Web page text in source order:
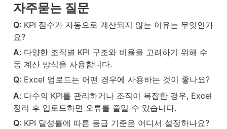
자주묻는 질문
Q: KPI 점수가 자동으로 계산되지 않는 이유는 무엇인가
요?
A: 다양한 조직별 KPI 구조와 비율을 고려하기 위해 수
동 계산 방식을 사용합니다.
Q: Excel 업로드는 어떤 경우에 사용하는 것이 좋나요?
A: 다수의 KPI를 관리하거나 조직이 복잡한 경우, Excel
정리 후 업로드하면 오류를 줄일 수 있습니다.
Q: KPI 달성률에 따른 등급 기준은 어디서 설정하나요?